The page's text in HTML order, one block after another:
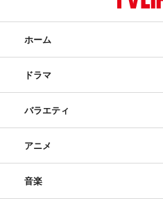
ホーム
ドラマ
バラエティ
アニメ
音楽